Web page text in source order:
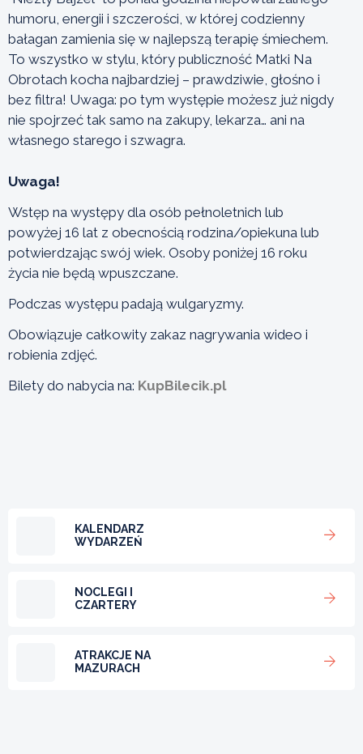
humoru, energii i szczerości, w której codzienny
bałagan zamienia się w najlepszą terapię śmiechem.
To wszystko w stylu, który publiczność Matki Na
Obrotach kocha najbardziej – prawdziwie, głośno i
bez filtra! Uwaga: po tym występie możesz już nigdy
nie spojrzeć tak samo na zakupy, lekarza… ani na
własnego starego i szwagra.
Uwaga!
Wstęp na występy dla osób pełnoletnich lub
powyżej 16 lat z obecnością rodzina/opiekuna lub
potwierdzając swój wiek. Osoby poniżej 16 roku
życia nie będą wpuszczane.
Podczas występu padają wulgaryzmy.
Obowiązuje całkowity zakaz nagrywania wideo i
robienia zdjęć.
Bilety do nabycia na: KupBilecik.pl
KALENDARZ
WYDARZEŃ
NOCLEGI I
CZARTERY
ATRAKCJE NA
MAZURACH